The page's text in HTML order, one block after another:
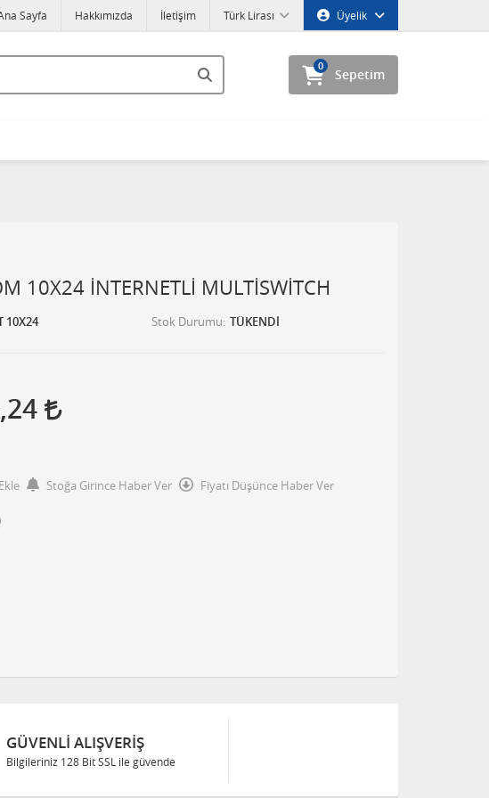
Üyelik
Türk Lirası
Sayfa Hakkımızda İletişim
Sepetim
0
10X24 İNTERNETLİ MULTİSWİTCH
10X24 Stok Durumu TÜKENDİ
Stoğa Girince Haber Ver
Fiyatı Düşünce Haber Ver
GÜVENLI ALIŞVERIŞ
Bilgileriniz 128 Bit SSL ile güvende